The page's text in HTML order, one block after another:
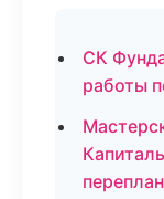
СК
работы